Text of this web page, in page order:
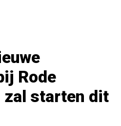
Rode
zal starten dit